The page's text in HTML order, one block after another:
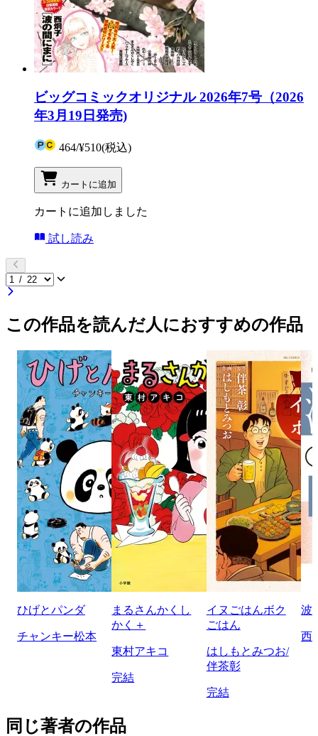
ビッグコミックオリジナル 2026年7号（2026
年3月19日発売)
464/¥510(税込)
カートに追加
カートに追加しました
試し読み
この作品を読んだ人におすすめの作品
ひげとパンダ
チャンキー松本
まるさんかくし
かく＋
東村アキコ
完結
イヌごはんボク
ごはん
はしもとみつお/
伴茶彰
完結
波
西
同じ著者の作品